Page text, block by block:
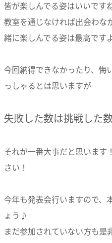
皆が楽しんでる姿はいいです
教室を通じなければ出会わな
緒に楽しんでる姿は最高です
今回納得できなかったり、悔
っしゃるとは思いますが
失敗した数は挑戦した数
それが一番大事だと思います
さい！
今年も発表会行いますので、
ょう♪
まだ参加されていない方も是